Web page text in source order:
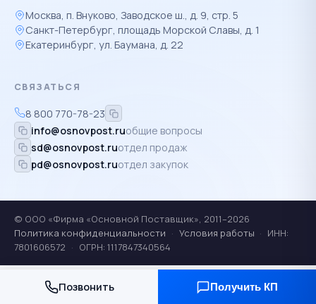
Москва, п. Внуково, Заводское ш., д. 9, стр. 5
Санкт-Петербург, площадь Морской Славы, д. 1
Екатеринбург, ул. Баумана, д. 22
СВЯЗАТЬСЯ
8 800 770-78-23
info@osnovpost.ruобщие вопросы
sd@osnovpost.ruотдел продаж
pd@osnovpost.ruотдел закупок
© ООО «Фирма «Основной Поставщик», 2011–2026
Политика конфиденциальности · Условия работы · ИНН:
7801606572 · ОГРН: 1117847340564
Позвонить Получить КП